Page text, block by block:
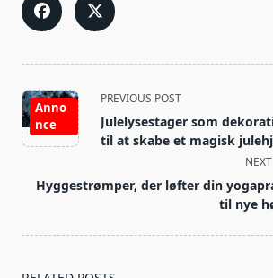
<span
class="nav-
subtitle
reader-
Anno
nce
PREVIOUS POST
Julelysestager som
til at skabe et magisk
Hyggestrømper, der løfter din
til nye